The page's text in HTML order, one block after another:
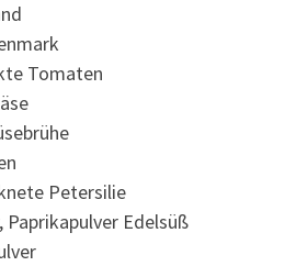
Tomaten
Petersilie
Paprikapulver Edelsüß